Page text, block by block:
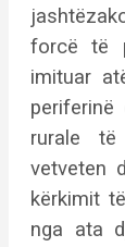
forcë të
imituar
rurale
vetveten
kërkimit
nga ata